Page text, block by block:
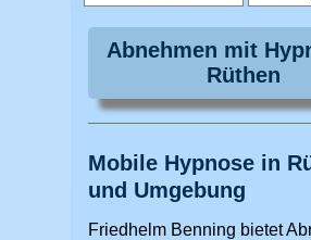
Abnehmen mit
Rüthen
Mobile Hypnose in
und Umgebung
Friedhelm Benning bietet